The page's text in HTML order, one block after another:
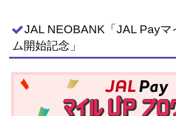
JAL NEOBANK「JAL Payマ
ム開始記念」